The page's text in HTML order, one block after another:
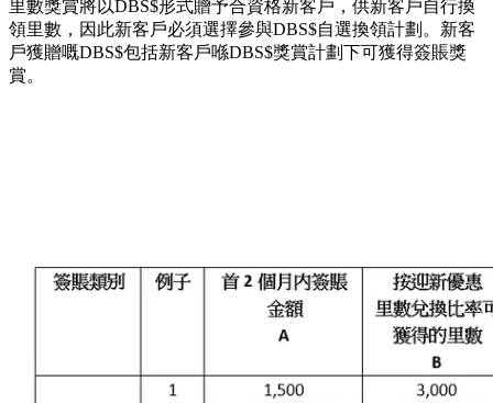
以上累積里數獎賞共78,000，用DBS$3,744就可以兌換到啦！